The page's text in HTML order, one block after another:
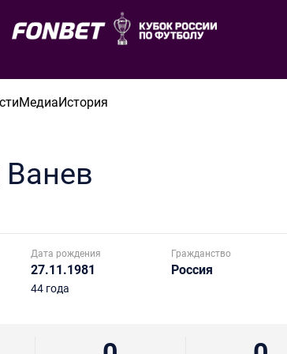
МедиаИстория
Ванев
Дата рождения
27.11.1981
44 года
Гражданство
Россия